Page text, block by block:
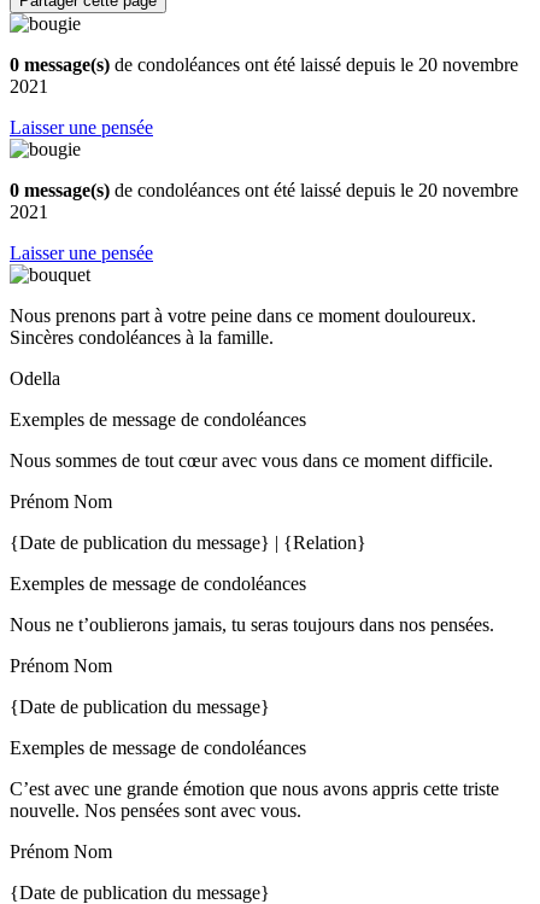
0 message(s) de condoléances ont été laissé depuis le 20 novembre
2021
Laisser une pensée
0 message(s) de condoléances ont été laissé depuis le 20 novembre
2021
Laisser une pensée
Nous prenons part à votre peine dans ce moment douloureux.
Sincères condoléances à la famille.
Odella
Exemples de message de condoléances
Nous sommes de tout cœur avec vous dans ce moment difficile.
Prénom Nom
{Date de publication du message} | {Relation}
Exemples de message de condoléances
Nous ne t’oublierons jamais, tu seras toujours dans nos pensées.
Prénom Nom
{Date de publication du message}
Exemples de message de condoléances
C’est avec une grande émotion que nous avons appris cette triste
nouvelle. Nos pensées sont avec vous.
Prénom Nom
{Date de publication du message}